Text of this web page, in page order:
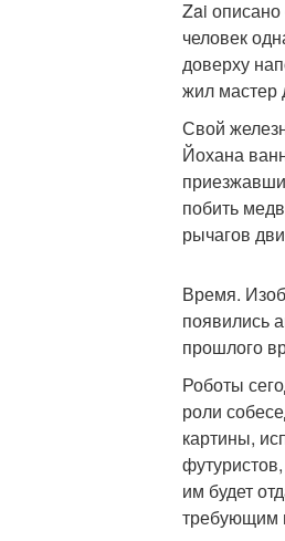
Zai
человек
доверху
жил мастер
Свой
Йохана
побить
рычагов
Время.
появились
прошлого
Роботы
роли
картины,
им будет
требующим